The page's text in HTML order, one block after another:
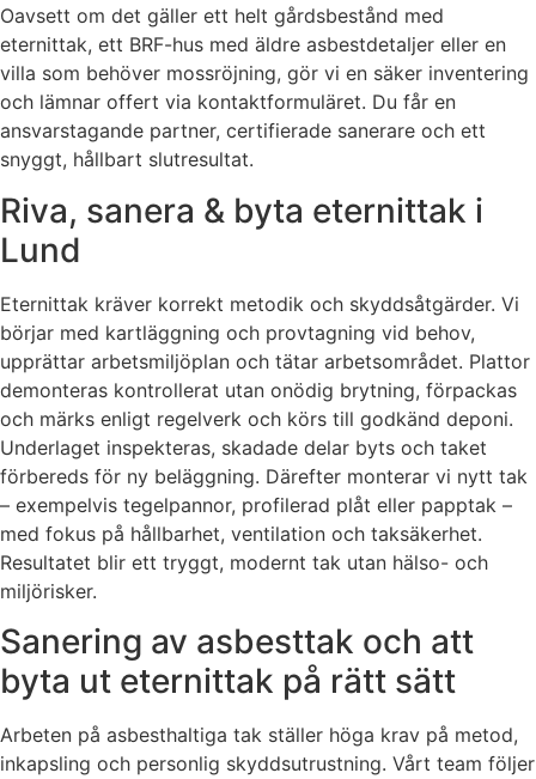
Oavsett om det gäller ett helt gårdsbestånd med
eternittak, ett BRF-hus med äldre asbestdetaljer eller en
villa som behöver mossröjning, gör vi en säker inventering
och lämnar offert via kontaktformuläret. Du får en
ansvarstagande partner, certifierade sanerare och ett
snyggt, hållbart slutresultat.
Riva, sanera & byta eternittak i
Lund
Eternittak kräver korrekt metodik och skyddsåtgärder. Vi
börjar med kartläggning och provtagning vid behov,
upprättar arbetsmiljöplan och tätar arbetsområdet. Plattor
demonteras kontrollerat utan onödig brytning, förpackas
och märks enligt regelverk och körs till godkänd deponi.
Underlaget inspekteras, skadade delar byts och taket
förbereds för ny beläggning. Därefter monterar vi nytt tak
– exempelvis tegelpannor, profilerad plåt eller papptak –
med fokus på hållbarhet, ventilation och taksäkerhet.
Resultatet blir ett tryggt, modernt tak utan hälso- och
miljörisker.
Sanering av asbesttak och att
byta ut eternittak på rätt sätt
Arbeten på asbesthaltiga tak ställer höga krav på metod,
inkapsling och personlig skyddsutrustning. Vårt team följer